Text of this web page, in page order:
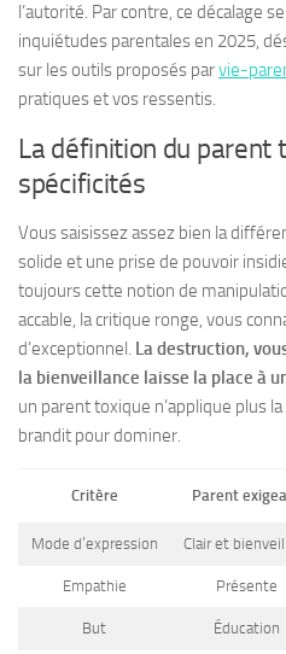
l’autorité. Par contre, ce décalage
inquiétudes parentales en 2025,
sur les outils proposés parvie-
pratiques et vos ressentis.
La définition du parent
spécificités
Vous saisissez assez bien la
solide et une prise de pouvoir
toujours cette notion de
accable, la critique ronge, vous
d’exceptionnel. La destruction,
la bienveillance laisse la place à
un parent toxique n’applique plus
brandit pour dominer.
Critère Parent
Mode d’expression Clair et
Empathie Présente
But Éducation